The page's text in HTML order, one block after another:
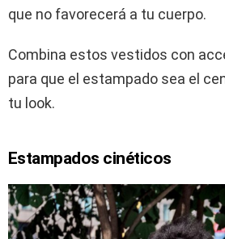
que no favorecerá a tu cuerpo.
Combina estos vestidos con
para que el estampado sea el
tu look.
Estampados cinéticos